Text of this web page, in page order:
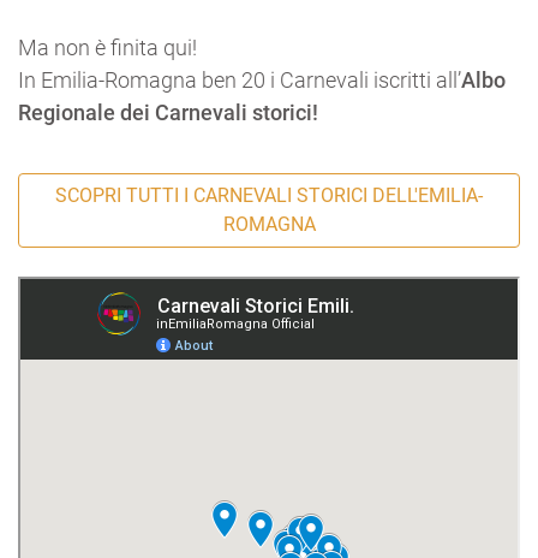
Ma non è finita qui!
In Emilia-Romagna ben 20 i Carnevali iscritti all’Albo
Regionale dei Carnevali storici!
SCOPRI TUTTI I CARNEVALI STORICI DELL'EMILIA-
ROMAGNA